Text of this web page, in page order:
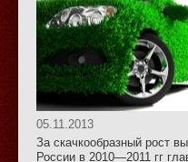
05.11.2013
За скачкообразный рост
России в 2010—2011 гг